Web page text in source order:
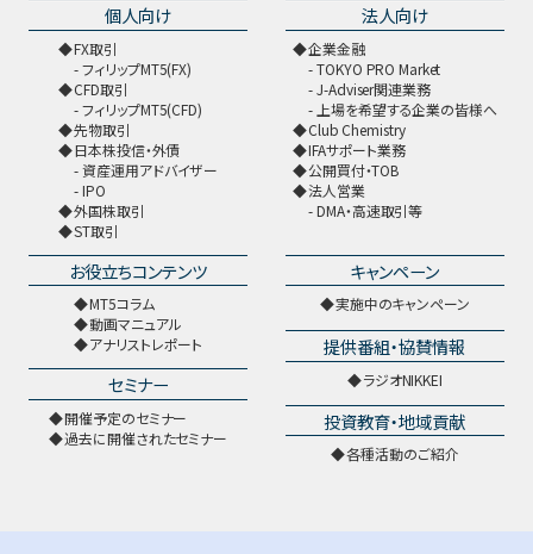
個人向け
FX取引
フィリップMT5(FX)
CFD取引
フィリップMT5(CFD)
先物取引
日本株投信・外債
資産運用アドバイザー
IPO
外国株取引
ST取引
法人向け
企業金融
TOKYO PRO Market
J-Adviser関連業務
上場を希望する企業の皆様へ
Club Chemistry
IFAサポート業務
公開買付・TOB
法人営業
DMA・高速取引等
お役立ちコンテンツ
MT5コラム
動画マニュアル
アナリストレポート
セミナー
開催予定のセミナー
過去に開催されたセミナー
キャンペーン
実施中のキャンペーン
提供番組・協賛情報
ラジオNIKKEI
投資教育・地域貢献
各種活動のご紹介